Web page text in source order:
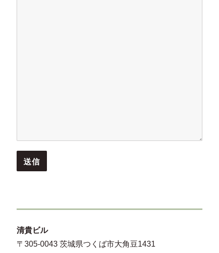
清貴ビル
〒305-0043 茨城県つくば市大角豆1431